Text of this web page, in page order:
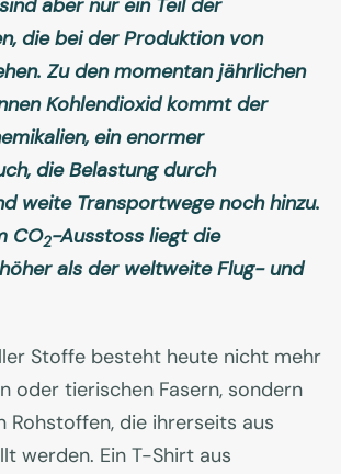
aber nur ein Teil der
die bei der Produktion von
Zu den momentan jährlichen
Kohlendioxid kommt der
ein enormer
die Belastung durch
weite Transportwege noch hinzu.
CO2-Ausstoss liegt die
als der weltweite Flug- und
Stoffe besteht heute nicht mehr
oder tierischen Fasern, sondern
Rohstoffen, die ihrerseits aus
werden. Ein T-Shirt aus